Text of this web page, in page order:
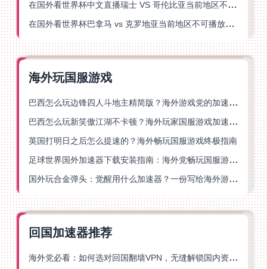
在国外看世界杯中文直播瑞士 VS 哥伦比亚当前地区不可播放？这篇指南帮你搞定
在国外看世界杯巴拿马 vs 克罗地亚当前地区不可播放？这篇指南帮你轻松解决海外体育直播难题
海外玩国服游戏
巴西怎么玩边锋四人斗地主精简版？海外游戏党的加速器终极选择
巴西怎么玩新笑傲江湖不卡顿？海外玩家国服游戏加速终极指南（附猫和老鼠一梦江湖实测）
英国打明日之后怎么提速的？海外畅玩国服游戏终极指南
足球世界国外加速器下载安装指南：海外党畅玩国服游戏的终极解决方案
国外玩合金弹头：觉醒用什么加速器？一份写给海外游子的畅玩指南
回国加速器推荐
海外党必看：如何选对回国翻墙VPN，无缝解锁国内资源？